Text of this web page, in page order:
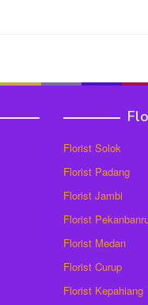
Florist Solok
Florist Padang
Florist Jambi
Florist
Florist Medan
Florist Curup
Florist Kepahiang